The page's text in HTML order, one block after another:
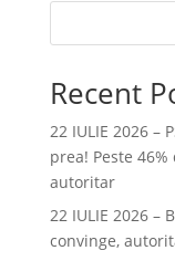
Recent
22 IULIE 2026 –
prea! Peste
autoritar
22 IULIE 2026 –
convinge,